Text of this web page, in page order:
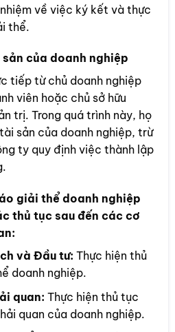
về việc ký kết và thực
thể.
của doanh nghiệp
tiếp từ chủ doanh nghiệp
viên hoặc chủ sở hữu
trị. Trong quá trình này, họ
sản của doanh nghiệp, trừ
ty quy định việc thành lập
giải thể doanh nghiệp
thủ tục sau đến các cơ
và Đầu tư: Thực hiện thủ
doanh nghiệp.
quan: Thực hiện thủ tục
quan của doanh nghiệp.